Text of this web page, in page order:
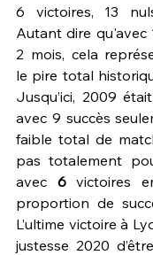
6 victoires, 13
Autant dire qu'avec
2 mois, cela
le pire total
Jusqu’ici, 2009 était
avec 9 succès
faible total de
pas totalement
avec 6 victoires
proportion de
L’ultime victoire à
justesse 2020